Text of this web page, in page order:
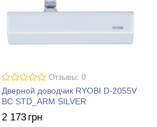
Отзывы: 0
Дверной доводчик RYOBI D-2055V
BC STD_ARM SILVER
2 173 грн